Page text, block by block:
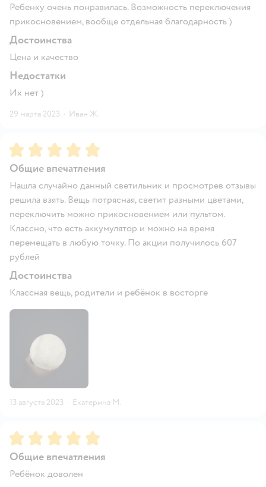
Ребенку очень понравилась. Возможность переключения
прикосновением, вообще отдельная благодарность )
Достоинства
Цена и качество
Недостатки
Их нет )
29 марта 2023 · Иван Ж.
Рейтинг:5
Общие впечатления
Нашла случайно данный светильник и просмотрев отзывы
решила взять. Вещь потрясная, светит разными цветами,
переключить можно прикосновением или пультом.
Классно, что есть аккумулятор и можно на время
перемещать в любую точку. По акции получилось 607
рублей
Достоинства
Классная вещь, родители и ребёнок в восторге
13 августа 2023 · Екатерина М.
Рейтинг:5
Общие впечатления
Ребёнок доволен